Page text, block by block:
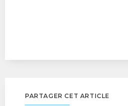
PARTAGER CET ARTICLE